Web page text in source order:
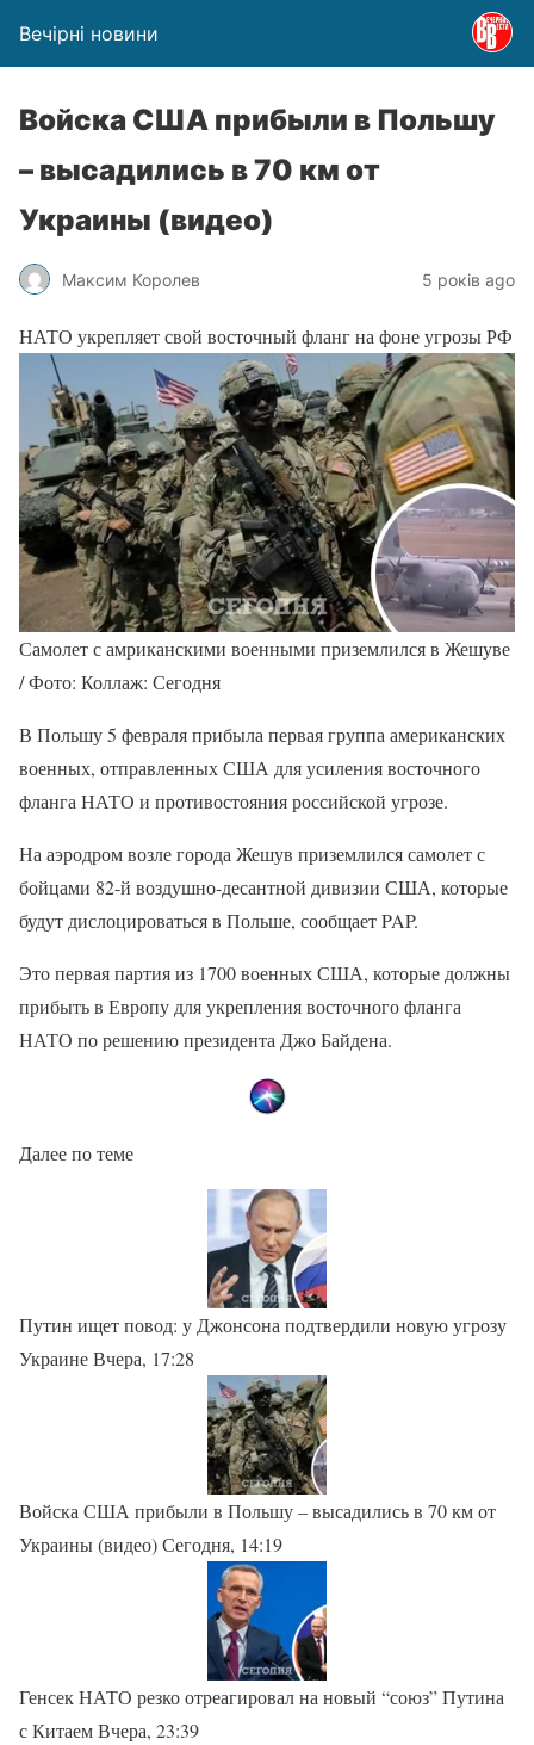
Вечірні новини
Войска США прибыли в Польшу
– высадились в 70 км от
Украины (видео)
Максим Королев 5 років ago
НАТО укрепляет свой восточный фланг на фоне угрозы РФ
Самолет с амриканскими военными приземлился в Жешуве
/ Фото: Коллаж: Сегодня
В Польшу 5 февраля прибыла первая группа американских
военных, отправленных США для усиления восточного
фланга НАТО и противостояния российской угрозе.
На аэродром возле города Жешув приземлился самолет с
бойцами 82-й воздушно-десантной дивизии США, которые
будут дислоцироваться в Польше, сообщает PAP.
Это первая партия из 1700 военных США, которые должны
прибыть в Европу для укрепления восточного фланга
НАТО по решению президента Джо Байдена.
Далее по теме
Путин ищет повод: у Джонсона подтвердили новую угрозу
Украине Вчера, 17:28
Войска США прибыли в Польшу – высадились в 70 км от
Украины (видео) Сегодня, 14:19
Генсек НАТО резко отреагировал на новый “союз” Путина
с Китаем Вчера, 23:39